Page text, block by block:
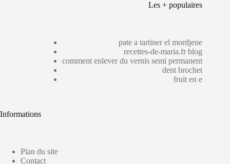
Les + populaires
pate a tartiner el mordjene
recettes-de-maria.fr blog
comment enlever du vernis semi permanent
dent brochet
fruit en e
Informations
Plan du site
Contact